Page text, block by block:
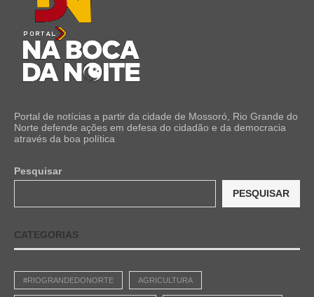
Portal de notícias a partir da cidade de Mossoró, Rio Grande do
Norte defende ações em defesa do cidadão e da democracia
através da boa política
Pesquisar
PESQUISAR
CATEGORIAS
#RIOGRANDEDONORTE AGRICULTURA